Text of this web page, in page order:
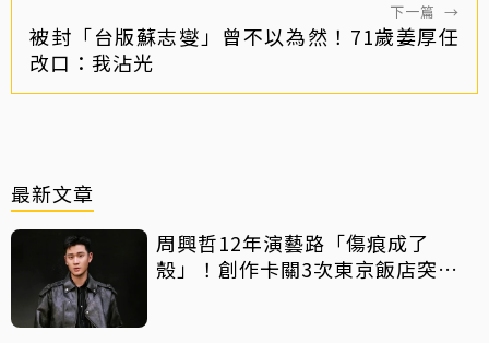
下一篇 →
被封「台版蘇志燮」曾不以為然！71歲姜厚任
改口：我沾光
最新文章
周興哲12年演藝路「傷痕成了
殼」！創作卡關3次東京飯店突找